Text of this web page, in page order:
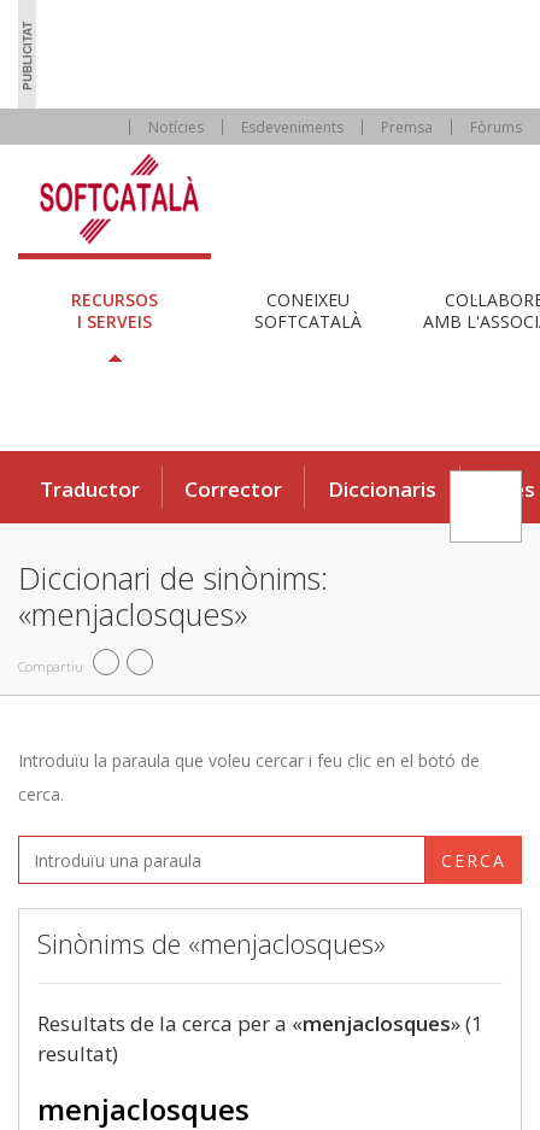
Notícies Esdeveniments Premsa Fòrums
RECURSOS
I SERVEIS
CONEIXEU
SOFTCATALÀ
AMB
Traductor Corrector Diccionaris Eines
Diccionari de sinònims:
«menjaclosques»
Compartiu
Introduïu la paraula que voleu cercar i feu clic en el botó de
cerca.
CERCA
Sinònims de «menjaclosques»
Resultats de la cerca per a «menjaclosques» (1
resultat)
menjaclosques